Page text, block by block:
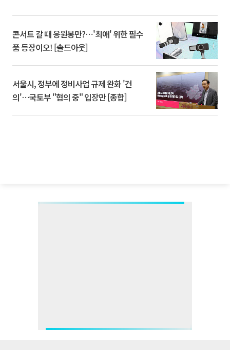
콘서트 갈 때 응원봉만?⋯'최애' 위한 필수
품 등장이오! [솔드아웃]
서울시, 정부에 정비사업 규제 완화 '건
의'⋯국토부 "협의 중" 입장만 [종합]